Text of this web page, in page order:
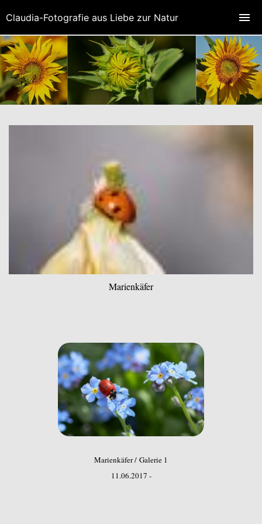
Marienkäfer
Marienkäfer / Galerie 1
11.06.2017 -
Claudia-Fotografie aus Liebe zur Natur